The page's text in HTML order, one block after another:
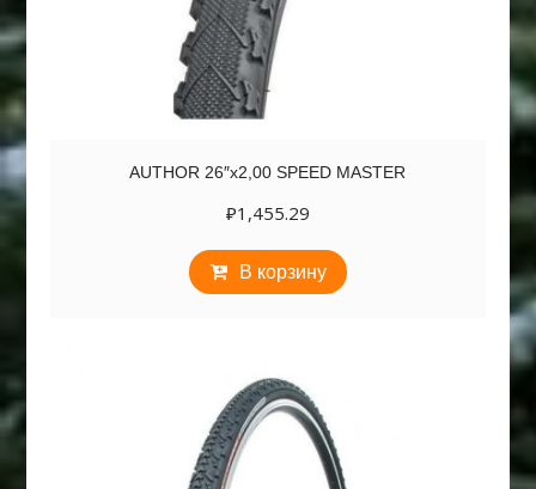
AUTHOR 26″х2,00 SPEED MASTER
₽1,455.29
В корзину